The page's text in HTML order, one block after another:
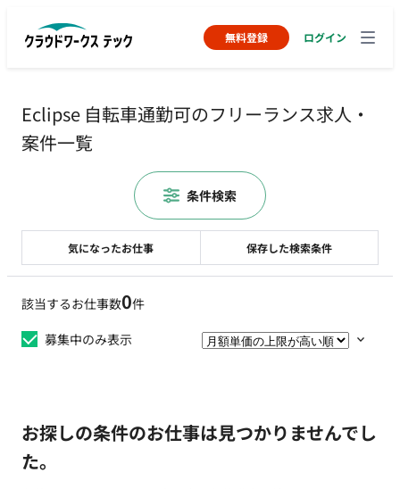
無料登録 ログイン
Eclipse 自転車通勤可のフリーランス求人・
案件一覧
該当するお仕事数0件
募集中のみ表示
お探しの条件のお仕事は見つかりませんでし
た。
気になったお仕事 保存した検索条件
条件検索